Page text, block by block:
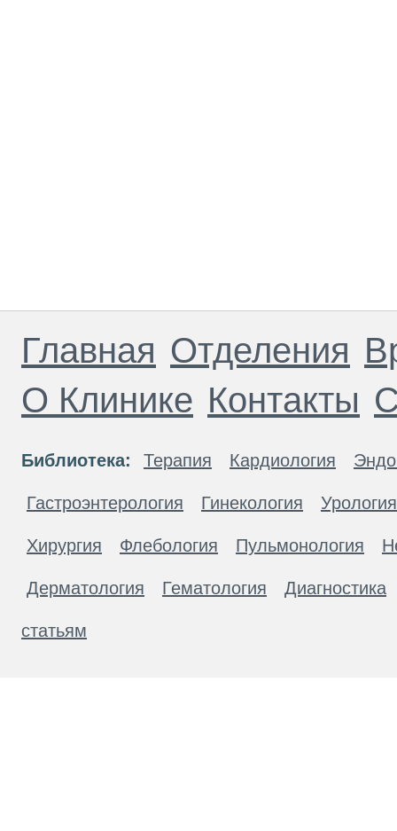
Главная Отделения
О Клинике Контакты
Библиотека: Терапия Кардиология
Гастроэнтерология Гинекология Урология
Хирургия Флебология Пульмонология
Дерматология Гематология Диагностика
статьям